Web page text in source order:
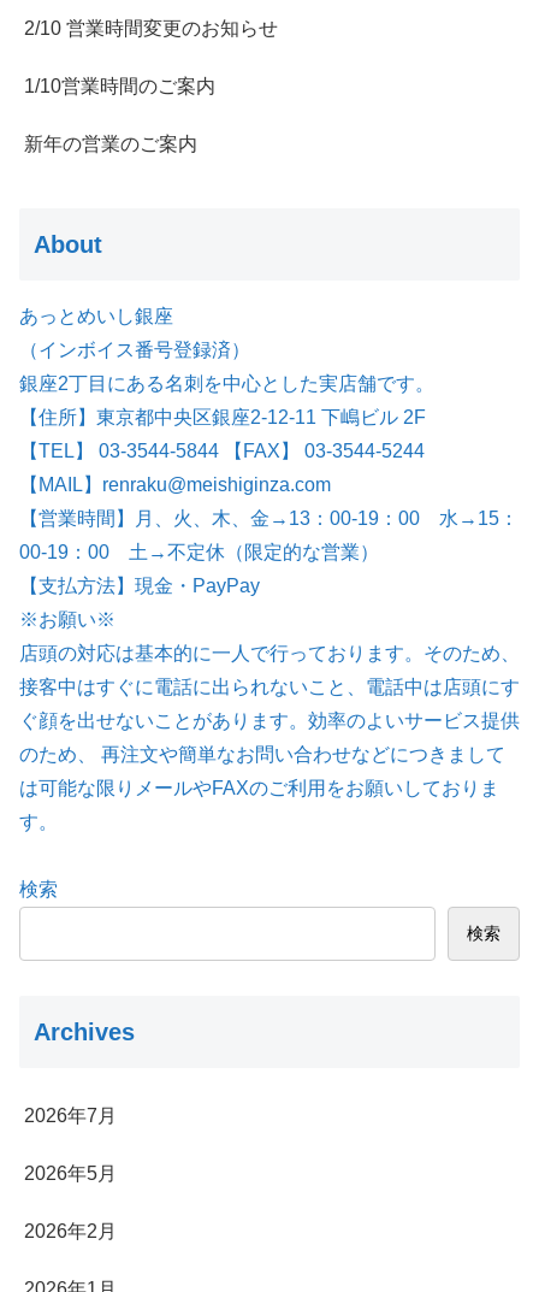
2/10 営業時間変更のお知らせ
1/10営業時間のご案内
新年の営業のご案内
About
あっとめいし銀座
（インボイス番号登録済）
銀座2丁目にある名刺を中心とした実店舗です。
【住所】東京都中央区銀座2-12-11 下嶋ビル 2F
【TEL】 03-3544-5844 【FAX】 03-3544-5244
【MAIL】renraku@meishiginza.com
【営業時間】月、火、木、金→13：00-19：00 水→15：
00-19：00 土→不定休（限定的な営業）
【支払方法】現金・PayPay
※お願い※
店頭の対応は基本的に一人で行っております。そのため、
接客中はすぐに電話に出られないこと、電話中は店頭にす
ぐ顔を出せないことがあります。効率のよいサービス提供
のため、 再注文や簡単なお問い合わせなどにつきまして
は可能な限りメールやFAXのご利用をお願いしておりま
す。
検索
検索
Archives
2026年7月
2026年5月
2026年2月